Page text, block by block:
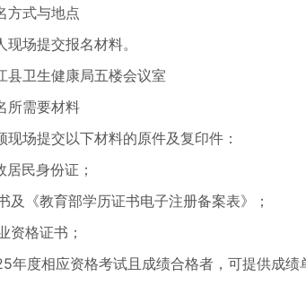
式与地点
场提交报名材料。
卫生健康局五楼会议室
需要材料
场提交以下材料的原件及复印件：
民身份证；
《教育部学历证书电子注册备案表》；
格证书；
度相应资格考试且成绩合格者，可提供成绩